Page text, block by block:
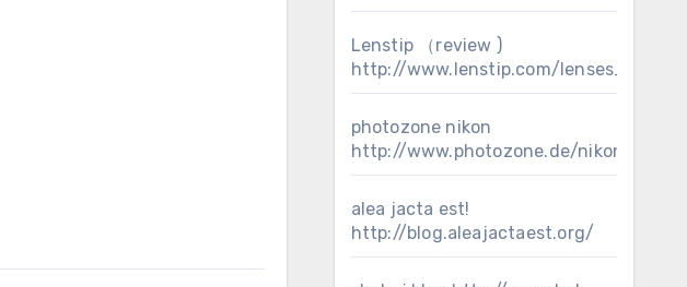
Lenstip （review )
http://www.lenstip.com/
photozone nikon
http://www.photozone.de/nikon_ff
alea jacta est!
http://blog.aleajactaest.org/